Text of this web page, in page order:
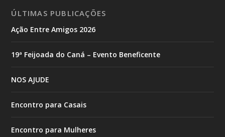
ÚLTIMAS PUBLICAÇÕES
Ação Entre Amigos 2026
19ª Feijoada do Caná – Evento Beneficente
NOS AJUDE
Encontro para Casais
Encontro para Mulheres